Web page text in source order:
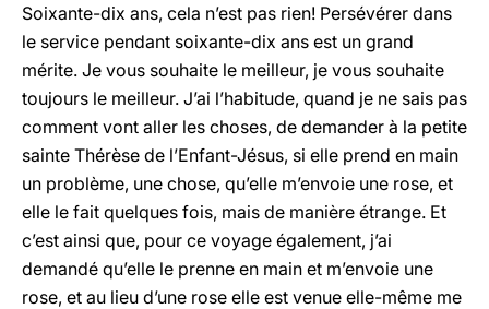
Soixante-dix ans, cela n’est pas rien! Persévérer dans
le service pendant soixante-dix ans est un grand
mérite. Je vous souhaite le meilleur, je vous souhaite
toujours le meilleur. J’ai l’habitude, quand je ne sais pas
comment vont aller les choses, de demander à la petite
sainte Thérèse de l’Enfant-Jésus, si elle prend en main
un problème, une chose, qu’elle m’envoie une rose, et
elle le fait quelques fois, mais de manière étrange. Et
c’est ainsi que, pour ce voyage également, j’ai
demandé qu’elle le prenne en main et m’envoie une
rose, et au lieu d’une rose elle est venue elle-même me